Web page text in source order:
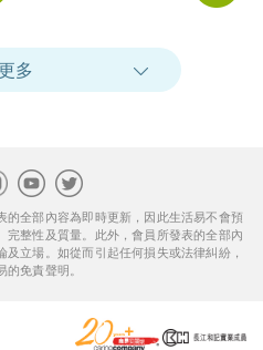
多
全部內容為即時更新，因此生活易不會預
整性及質量。此外，會員所發表的全部內
立場。如從而引起任何損失或法律糾紛，
免責聲明。